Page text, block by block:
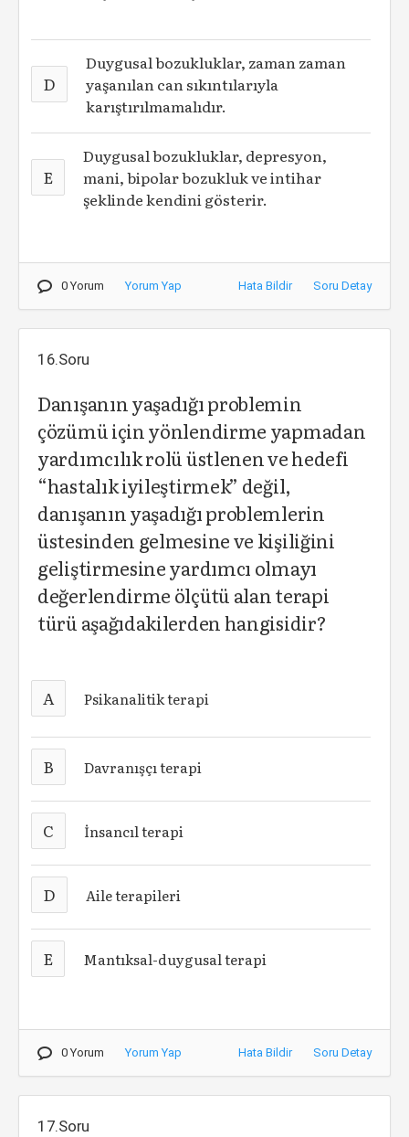
D
Duygusal bozukluklar, zaman zaman
yaşanılan can sıkıntılarıyla
karıştırılmamalıdır.
E
Duygusal bozukluklar, depresyon,
mani, bipolar bozukluk ve intihar
şeklinde kendini gösterir.
0 Yorum Yorum Yap Hata Bildir Soru Detay
16.Soru
Danışanın yaşadığı problemin
çözümü için yönlendirme yapmadan
yardımcılık rolü üstlenen ve hedefi
“hastalık iyileştirmek” değil,
danışanın yaşadığı problemlerin
üstesinden gelmesine ve kişiliğini
geliştirmesine yardımcı olmayı
değerlendirme ölçütü alan terapi
türü aşağıdakilerden hangisidir?
A Psikanalitik terapi
B Davranışçı terapi
C İnsancıl terapi
D Aile terapileri
E Mantıksal-duygusal terapi
0 Yorum Yorum Yap Hata Bildir Soru Detay
17.Soru